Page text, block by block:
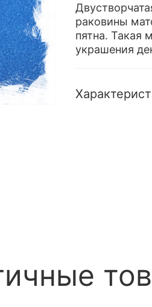
раковины
пятна. Такая
украшения